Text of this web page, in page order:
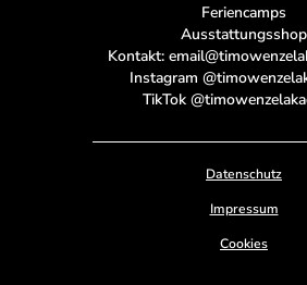
Feriencamps
Ausstattungsshop
Kontakt:
Instagram
TikTok
Datenschutz
Impressum
Cookies